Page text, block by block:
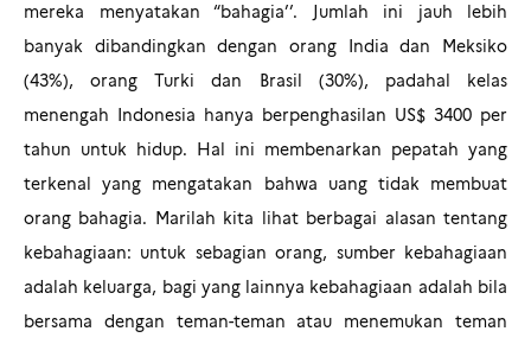
mereka menyatakan “bahagia’’. Jumlah ini jauh lebih
banyak dibandingkan dengan orang India dan Meksiko
(43%), orang Turki dan Brasil (30%), padahal kelas
menengah Indonesia hanya berpenghasilan US$ 3400 per
tahun untuk hidup. Hal ini membenarkan pepatah yang
terkenal yang mengatakan bahwa uang tidak membuat
orang bahagia. Marilah kita lihat berbagai alasan tentang
kebahagiaan: untuk sebagian orang, sumber kebahagiaan
adalah keluarga, bagi yang lainnya kebahagiaan adalah bila
bersama dengan teman-teman atau menemukan teman